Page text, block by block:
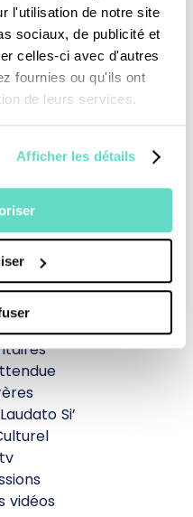
l'utilisation de notre site
sociaux, de publicité et
celles-ci avec d'autres
fournies ou qu'ils ont
de leurs services.
Afficher les détails
août 2026
du Seigneur
Si’
vidéos